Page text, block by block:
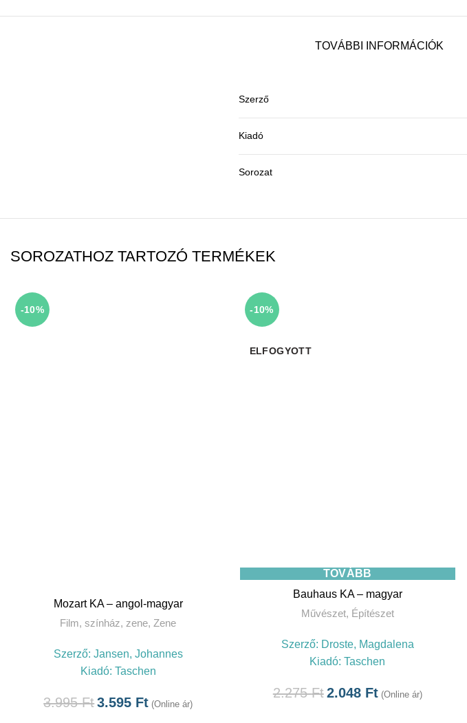
TOVÁBBI INFORMÁCIÓK
Szerző
Kiadó
Sorozat
SOROZATHOZ TARTOZÓ TERMÉKEK
-10%
Mozart KA – angol-magyar
Film, színház, zene, Zene
Szerző: Jansen, Johannes
Kiadó: Taschen
3.995Ft3.595 Ft (Online ár)
-10%
ELFOGYOTT
TOVÁBB
Bauhaus KA – magyar
Művészet, Építészet
Szerző: Droste, Magdalena
Kiadó:Taschen
2.275Ft2.048 Ft (Online ár)